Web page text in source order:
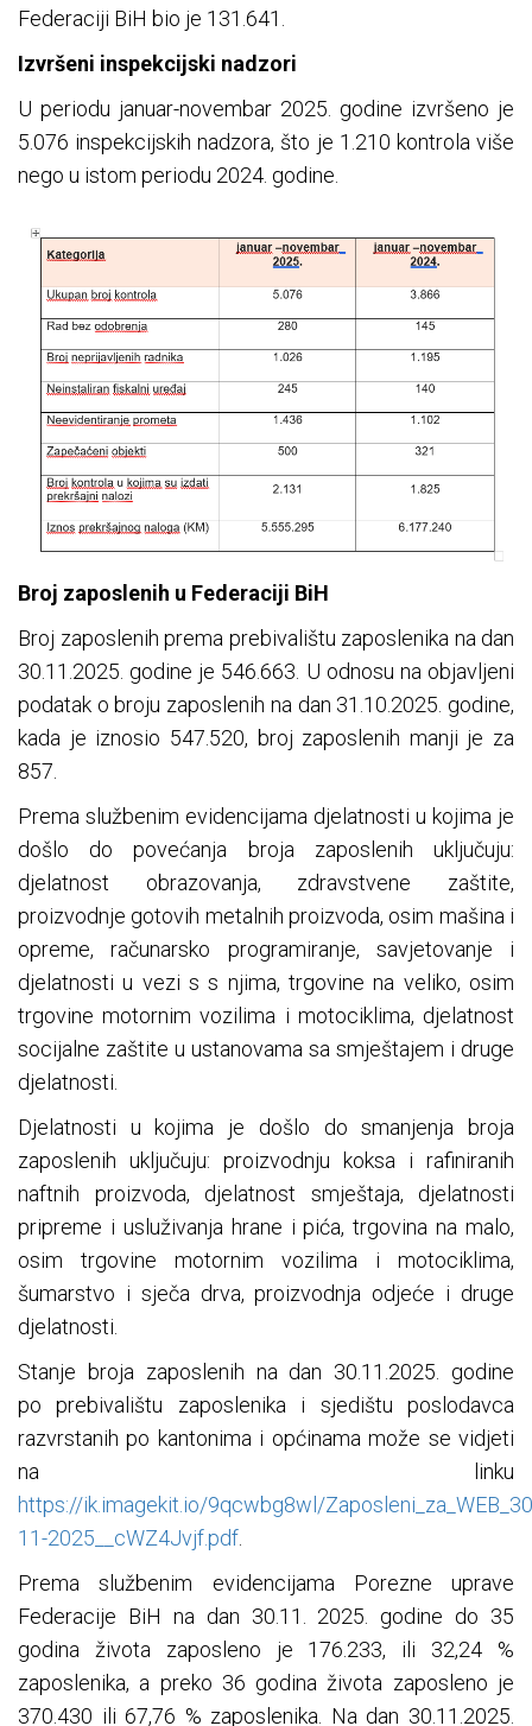
Federaciji BiH bio je 131.641.
Izvršeni inspekcijski nadzori
U periodu januar-novembar 2025. godine izvršeno je
5.076 inspekcijskih nadzora, što je 1.210 kontrola više
nego u istom periodu 2024. godine.
Broj zaposlenih u Federaciji BiH
Broj zaposlenih prema prebivalištu zaposlenika na dan
30.11.2025. godine je 546.663. U odnosu na objavljeni
podatak o broju zaposlenih na dan 31.10.2025. godine,
kada je iznosio 547.520, broj zaposlenih manji je za
857.
Prema službenim evidencijama djelatnosti u kojima je
došlo do povećanja broja zaposlenih uključuju:
djelatnost obrazovanja, zdravstvene zaštite,
proizvodnje gotovih metalnih proizvoda, osim mašina i
opreme, računarsko programiranje, savjetovanje i
djelatnosti u vezi s s njima, trgovine na veliko, osim
trgovine motornim vozilima i motociklima, djelatnost
socijalne zaštite u ustanovama sa smještajem i druge
djelatnosti.
Djelatnosti u kojima je došlo do smanjenja broja
zaposlenih uključuju: proizvodnju koksa i rafiniranih
naftnih proizvoda, djelatnost smještaja, djelatnosti
pripreme i usluživanja hrane i pića, trgovina na malo,
osim trgovine motornim vozilima i motociklima,
šumarstvo i sječa drva, proizvodnja odjeće i druge
djelatnosti.
Stanje broja zaposlenih na dan 30.11.2025. godine
po prebivalištu zaposlenika i sjedištu poslodavca
razvrstanih po kantonima i općinama može se vidjeti
na linku
https://ik.imagekit.io/9qcwbg8wl/
11-2025__cWZ4Jvjf.pdf.
Prema službenim evidencijama Porezne uprave
Federacije BiH na dan 30.11. 2025. godine do 35
godina života zaposleno je 176.233, ili 32,24 %
zaposlenika, a preko 36 godina života zaposleno je
370.430 ili 67,76 % zaposlenika. Na dan 30.11.2025.